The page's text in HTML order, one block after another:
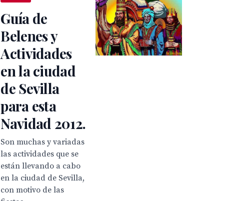
Guía de
Belenes y
Actividades
en la ciudad
de Sevilla
para esta
Navidad 2012.
Son muchas y variadas
las actividades que se
están llevando a cabo
en la ciudad de Sevilla,
con motivo de las